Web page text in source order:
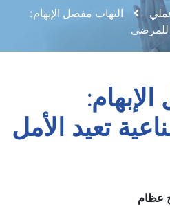
التهاب مفصل الإبهام:
للمرضى
تعيد الأمل
عظام